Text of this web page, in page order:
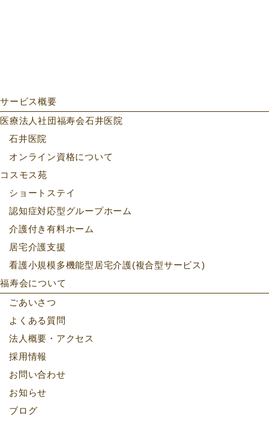
サービス概要
医療法人社団福寿会石井医院
石井医院
オンライン資格について
コスモス苑
ショートステイ
認知症対応型グループホーム
介護付き有料ホーム
居宅介護支援
看護小規模多機能型居宅介護(複合型サービス)
福寿会について
ごあいさつ
よくある質問
法人概要・アクセス
採用情報
お問い合わせ
お知らせ
ブログ